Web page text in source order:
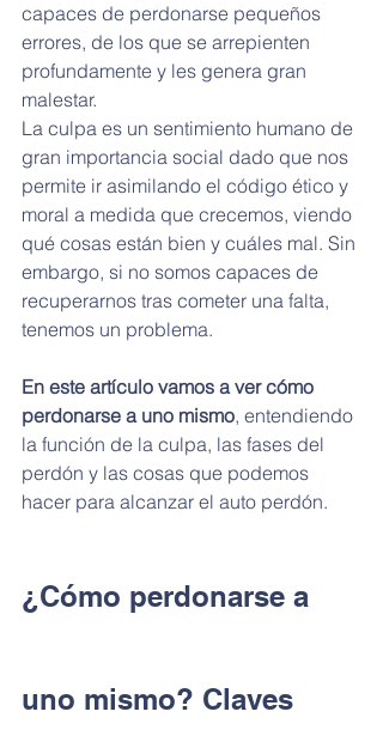
capaces de perdonarse pequeños
errores, de los que se arrepienten
profundamente y les genera gran
malestar.
La culpa es un sentimiento humano de
gran importancia social dado que nos
permite ir asimilando el código ético y
moral a medida que crecemos, viendo
qué cosas están bien y cuáles mal. Sin
embargo, si no somos capaces de
recuperarnos tras cometer una falta,
tenemos un problema.
En este artículo vamos a ver cómo
perdonarse a uno mismo, entendiendo
la función de la culpa, las fases del
perdón y las cosas que podemos
hacer para alcanzar el auto perdón.
¿Cómo perdonarse a
uno mismo? Claves